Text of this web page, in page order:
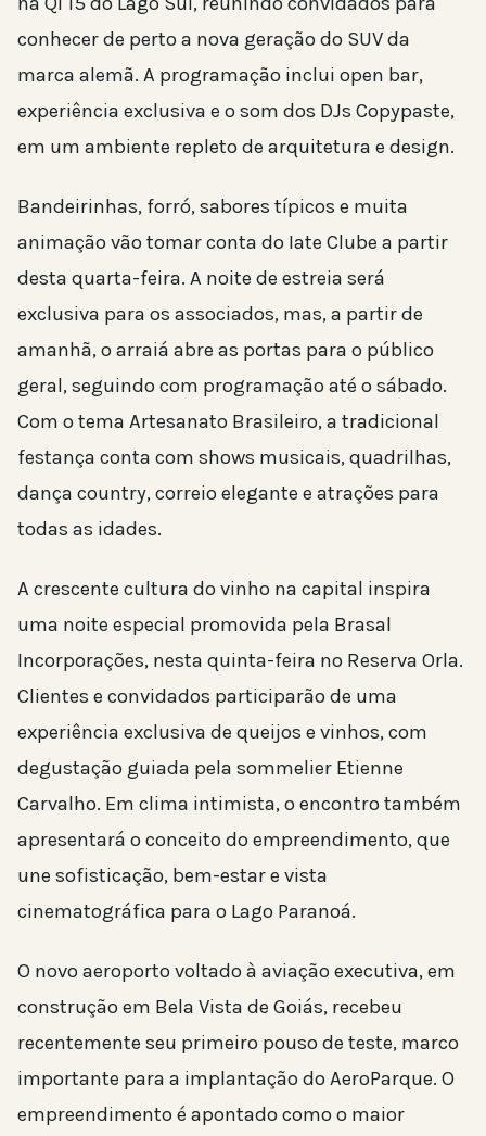
conhecer de perto a nova geração do SUV da
marca alemã. A programação inclui open bar,
experiência exclusiva e o som dos DJs Copypaste,
em um ambiente repleto de arquitetura e design.
Bandeirinhas, forró, sabores típicos e muita
animação vão tomar conta do Iate Clube a partir
desta quarta-feira. A noite de estreia será
exclusiva para os associados, mas, a partir de
amanhã, o arraiá abre as portas para o público
geral, seguindo com programação até o sábado.
Com o tema Artesanato Brasileiro, a tradicional
festança conta com shows musicais, quadrilhas,
dança country, correio elegante e atrações para
todas as idades.
A crescente cultura do vinho na capital inspira
uma noite especial promovida pela Brasal
Incorporações, nesta quinta-feira no Reserva Orla.
Clientes e convidados participarão de uma
experiência exclusiva de queijos e vinhos, com
degustação guiada pela sommelier Etienne
Carvalho. Em clima intimista, o encontro também
apresentará o conceito do empreendimento, que
une sofisticação, bem-estar e vista
cinematográfica para o Lago Paranoá.
O novo aeroporto voltado à aviação executiva, em
construção em Bela Vista de Goiás, recebeu
recentemente seu primeiro pouso de teste, marco
importante para a implantação do AeroParque. O
empreendimento é apontado como o maior